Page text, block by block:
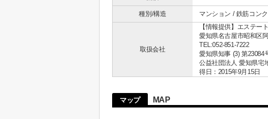
種別/構造 マンション / 鉄筋コン
取扱会社
【情報提供】エステー
愛知県名古屋市昭和区
TEL:052-851-7222
愛知県知事 (3) 第23084
公益社団法人 愛知県宅
得日：2015年9月15日
マップ MAP